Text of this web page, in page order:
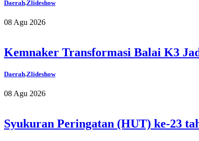
Daerah.Zlideshow
08 Agu 2026
Kemnaker Transformasi Balai K3
Daerah.Zlideshow
08 Agu 2026
Syukuran Peringatan (HUT) ke-23